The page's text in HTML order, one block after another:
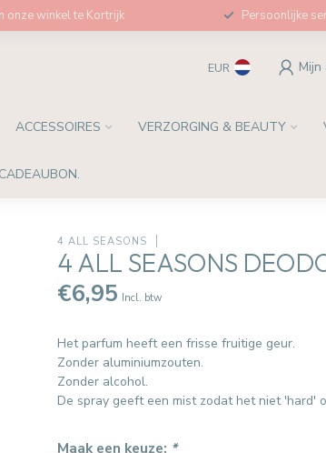
onze winkel te Kortrijk Persoonlijke
EUR
ACCESSOIRES VERZORGING & BEAUTY
CADEAUBON.
4 ALL SEASONS
4 ALL SEASONS
€6,95 Incl. btw
Het parfum heeft een frisse fruitige geur.
Zonder aluminiumzouten.
Zonder alcohol.
De spray geeft een mist zodat het niet 'hard'
Maak een keuze: *